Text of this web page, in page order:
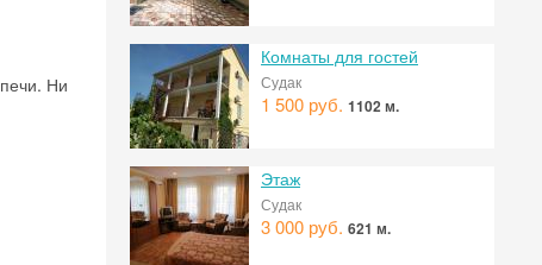
Ни
Комнаты для гостей
Судак
1 500 руб. 1102 м.
Этаж
Судак
3 000 руб. 621 м.
на